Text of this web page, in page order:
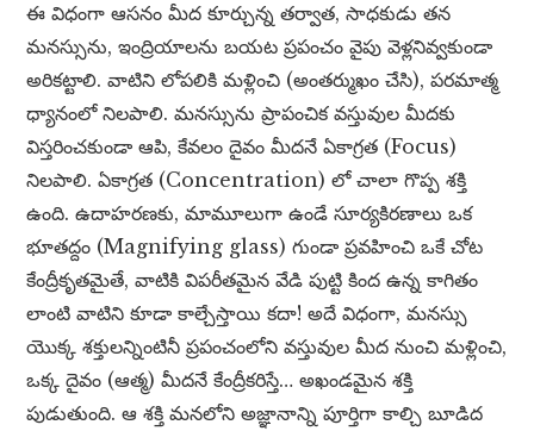
ఈ విధంగా ఆసనం మీద కూర్చున్న తర్వాత, సాధకుడు తన
మనస్సును, ఇంద్రియాలను బయట ప్రపంచం వైపు వెళ్లనివ్వకుండా
అరికట్టాలి. వాటిని లోపలికి మళ్లించి (అంతర్ముఖం చేసి), పరమాత్మ
ధ్యానంలో నిలపాలి. మనస్సును ప్రాపంచిక వస్తువుల మీదకు
విస్తరించకుండా ఆపి, కేవలం దైవం మీదనే ఏకాగ్రత (Focus)
నిలపాలి. ఏకాగ్రత (Concentration) లో చాలా గొప్ప శక్తి
ఉంది. ఉదాహరణకు, మామూలుగా ఉండే సూర్యకిరణాలు ఒక
భూతద్దం (Magnifying glass) గుండా ప్రవహించి ఒకే చోట
కేంద్రీకృతమైతే, వాటికి విపరీతమైన వేడి పుట్టి కింద ఉన్న కాగితం
లాంటి వాటిని కూడా కాల్చేస్తాయి కదా! అదే విధంగా, మనస్సు
యొక్క శక్తులన్నింటినీ ప్రపంచంలోని వస్తువుల మీద నుంచి మళ్లించి,
ఒక్క దైవం (ఆత్మ) మీదనే కేంద్రీకరిస్తే… అఖండమైన శక్తి
పుడుతుంది. ఆ శక్తి మనలోని అజ్ఞానాన్ని పూర్తిగా కాల్చి బూడిద